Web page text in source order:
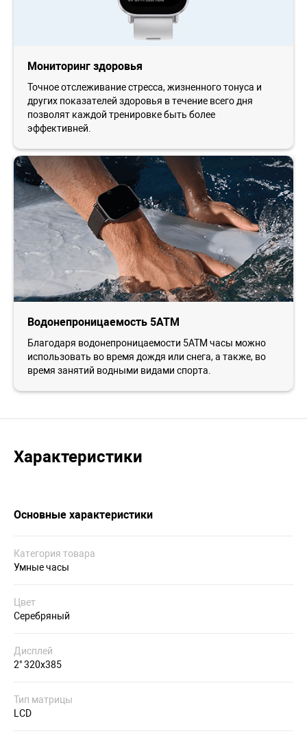
Мониторинг здоровья
Точное отслеживание стресса, жизненного тонуса и
других показателей здоровья в течение всего дня
позволят каждой тренировке быть более
эффективней.
Водонепроницаемость 5ATM
Благодаря водонепроницаемости 5ATM часы можно
использовать во время дождя или снега, а также, во
время занятий водными видами спорта.
Характеристики
Основные характеристики
Категория товара
Умные часы
Цвет
Серебряный
Дисплей
2" 320x385
Тип матрицы
LCD